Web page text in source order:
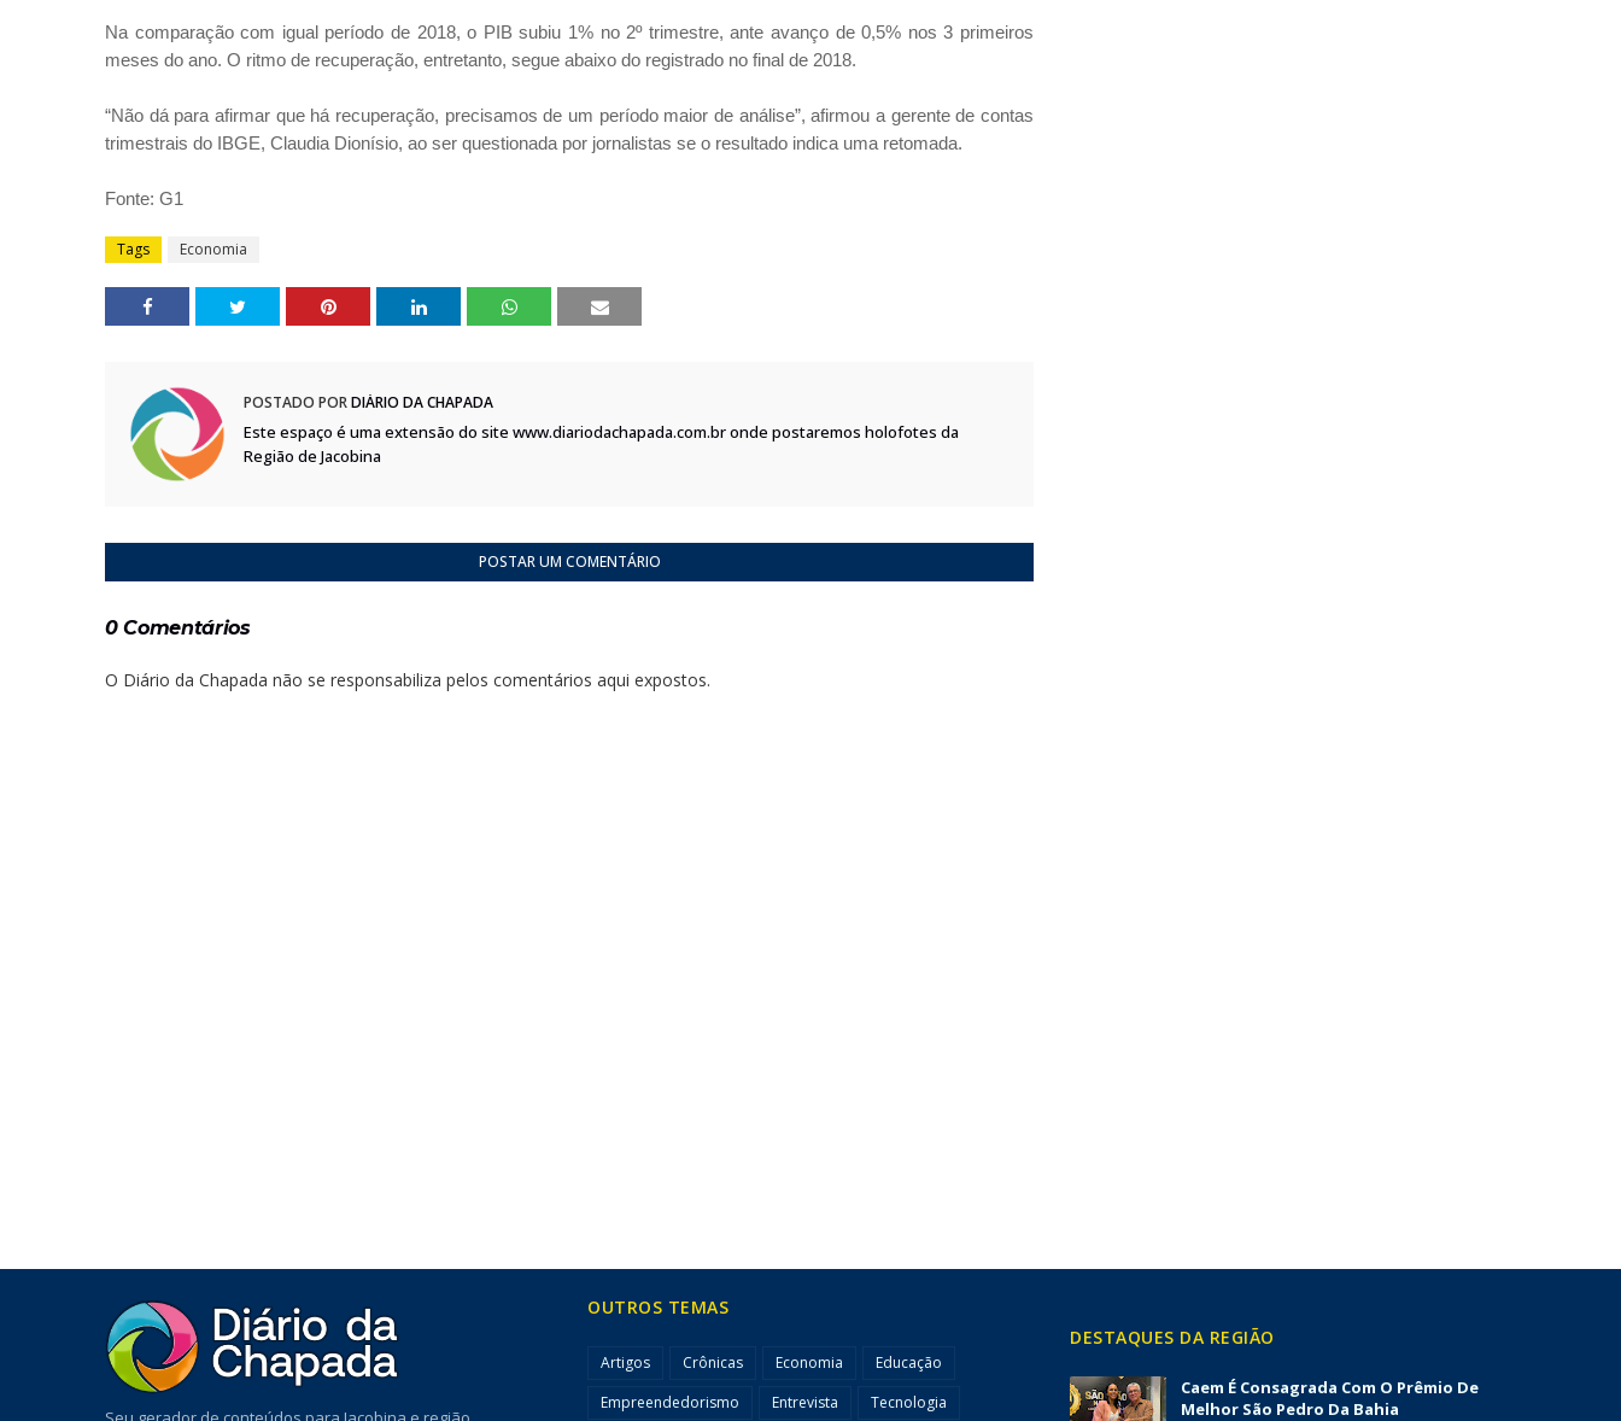
Na comparação com igual período de 2018, o PIB subiu 1% no 2º trimestre, ante avanço de 0,5% nos 3 primeiros
meses do ano. O ritmo de recuperação, entretanto, segue abaixo do registrado no final de 2018.
“Não dá para afirmar que há recuperação, precisamos de um período maior de análise”, afirmou a gerente de contas
trimestrais do IBGE, Claudia Dionísio, ao ser questionada por jornalistas se o resultado indica uma retomada.
Fonte: G1
Tags Economia
POSTADO PORDIÁRIO DA CHAPADA
Este espaço é uma extensão do site www.diariodachapada.com.br onde postaremos holofotes da
Região de Jacobina
POSTAR UM COMENTÁRIO
0 Comentários
O Diário da Chapada não se responsabiliza pelos comentários aqui expostos.
OUTROS TEMAS
Artigos Crônicas Economia
Educação
Empreendedorismo
Entrevista Tecnologia
DESTAQUES DA REGIÃO
Caem É Consagrada Com O Prêmio De
Melhor São Pedro Da Bahia